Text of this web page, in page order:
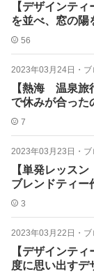
【デザインテ
を並べ、窓の陽
56
2023年03月24日 ・ ブ
【熱海 温泉旅
で休みが合った
7
2023年03月23日 ・ ブ
【単発レッス
ブレンドティー
3
2023年03月22日 ・ ブ
【デザインテ
度に思い出すデ